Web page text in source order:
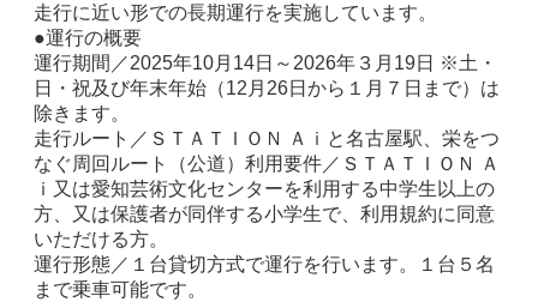
走行に近い形での長期運行を実施しています。
●運行の概要
運行期間／2025年10月14日～2026年３月19日 ※土・
日・祝及び年末年始（12月26日から１月７日まで）は
除きます。
走行ルート／ＳＴＡＴＩＯＮ Ａｉと名古屋駅、栄をつ
なぐ周回ルート（公道）利用要件／ＳＴＡＴＩＯＮ Ａ
ｉ又は愛知芸術文化センターを利用する中学生以上の
方、又は保護者が同伴する小学生で、利用規約に同意
いただける方。
運行形態／１台貸切方式で運行を行います。１台５名
まで乗車可能です。